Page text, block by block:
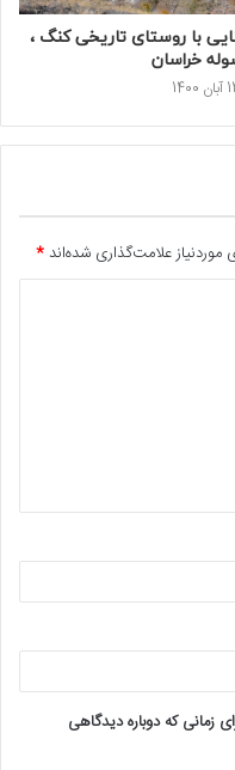
با روستای تاریخی کنگ ،
خراسان
علامت‌گذاری شده‌اند*
زمانی که دوباره دیدگاهی